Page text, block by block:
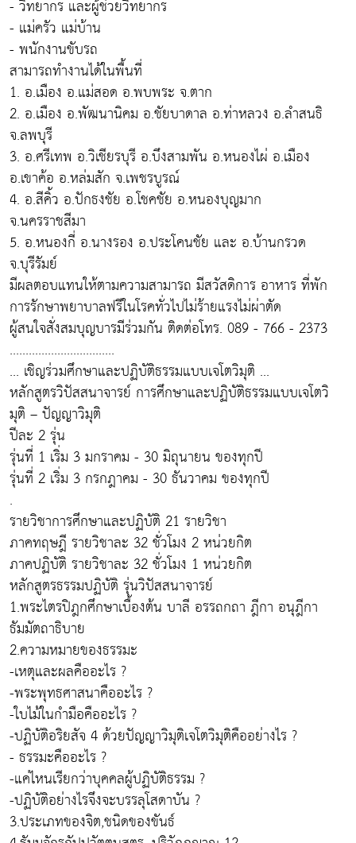
- วิทยากร และผู้ช่วยวิทยากร
- แม่ครัว แม่บ้าน
- พนักงานขับรถ
สามารถทำงานได้ในพื้นที่
1. อ.เมือง อ.แม่สอด อ.พบพระ จ.ตาก
2. อ.เมือง อ.พัฒนานิคม อ.ชัยบาดาล อ.ท่าหลวง อ.ลำสนธิ
จ.ลพบุรี
3. อ.ศรีเทพ อ.วิเชียรบุรี อ.บึงสามพัน อ.หนองไผ่ อ.เมือง
อ.เขาค้อ อ.หล่มสัก จ.เพชรบูรณ์
4. อ.สีคิ้ว อ.ปักธงชัย อ.โชคชัย อ.หนองบุญมาก
จ.นครราชสีมา
5. อ.หนองกี่ อ.นางรอง อ.ประโคนชัย และ อ.บ้านกรวด
จ.บุรีรัมย์
มีผลตอบแทนให้ตามความสามารถ มีสวัสดิการ อาหาร ที่พัก
การรักษาพยาบาลฟรีในโรคทั่วไปไม่ร้ายแรงไม่ผ่าตัด
ผู้สนใจสั่งสมบุญบารมีร่วมกัน ติดต่อโทร. 089 - 766 - 2373
.................................
... เชิญร่วมศึกษาและปฏิบัติธรรมแบบเจโตวิมุติ ...
หลักสูตรวิปัสสนาจารย์ การศึกษาและปฏิบัติธรรมแบบเจโตวิ
มุติ – ปัญญาวิมุติ
ปีละ 2 รุ่น
รุ่นที่ 1 เริ่ม 3 มกราคม - 30 มิถุนายน ของทุกปี
รุ่นที่ 2 เริ่ม 3 กรกฎาคม - 30 ธันวาคม ของทุกปี
.
รายวิชาการศึกษาและปฏิบัติ 21 รายวิชา
ภาคทฤษฎี รายวิชาละ 32 ชั่วโมง 2 หน่วยกิต
ภาคปฏิบัติ รายวิชาละ 32 ชั่วโมง 1 หน่วยกิต
หลักสูตรธรรมปฏิบัติ รุ่นวิปัสสนาจารย์
1.พระไตรปิฎกศึกษาเบื้องต้น บาลี อรรถกถา ฎีกา อนุฎีกา
ธัมมัตถาธิบาย
2.ความหมายของธรรมะ
-เหตุและผลคืออะไร ?
-พระพุทธศาสนาคืออะไร ?
-ใบไม้ในกำมือคืออะไร ?
-ปฏิบัติอริยสัจ 4 ด้วยปัญญาวิมุติเจโตวิมุติคืออย่างไร ?
- ธรรมะคืออะไร ?
-แค่ไหนเรียกว่าบุคคลผู้ปฏิบัติธรรม ?
-ปฏิบัติอย่างไรจึงจะบรรลุโสดาบัน ?
3.ประเภทของจิต,ชนิดของขันธ์